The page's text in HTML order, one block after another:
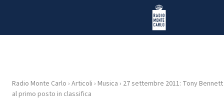
Radio Monte Carlo
HOME
Radio Monte Carlo › Articoli › Musica › 27 settembre 2011: Tony Bennett
al primo posto in classifica